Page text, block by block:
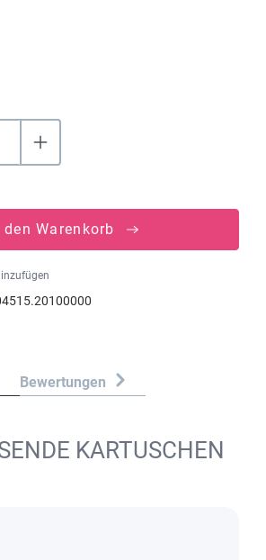
den Warenkorb
Bewertungen
KARTUSCHEN